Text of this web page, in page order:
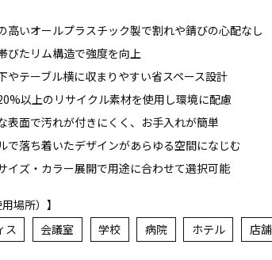
高いオールプラスチック製で割れや錆びの心配なし
びたリム構造で強度を向上
やテーブル横に収まりやすい省スペース設計
以上のリサイクル素材を使用し環境に配慮
表面で汚れが付きにくく、お手入れが簡単
で落ち着いたデザインがあらゆる空間になじむ
イズ・カラー展開で用途に合わせて選択可能
場所）】
ス
会議室 学校 病院 ホテル 店舗